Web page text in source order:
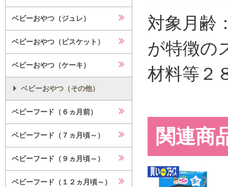
ベビーおやつ（ジュレ）
ベビーおやつ（ビスケット）
ベビーおやつ（ケーキ）
ベビーおやつ（その他）
ベビーフード（６ヵ月前）
ベビーフード（７ヵ月頃～）
ベビーフード（９ヵ月頃～）
ベビーフード（１２ヵ月頃～）
対象月齢
が特徴の
材料等２
関連商